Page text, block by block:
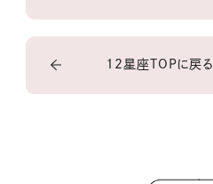
12星座TOPに戻る